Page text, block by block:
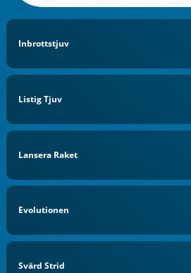
Inbrottstjuv
Listig Tjuv
Lansera Raket
Evolutionen
Svärd Strid